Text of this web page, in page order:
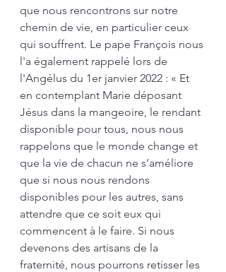
que nous rencontrons sur notre
chemin de vie, en particulier ceux
qui souffrent. Le pape François nous
l'a également rappelé lors de
l'Angélus du 1er janvier 2022 : « Et
en contemplant Marie déposant
Jésus dans la mangeoire, le rendant
disponible pour tous, nous nous
rappelons que le monde change et
que la vie de chacun ne s’améliore
que si nous nous rendons
disponibles pour les autres, sans
attendre que ce soit eux qui
commencent à le faire. Si nous
devenons des artisans de la
fraternité, nous pourrons retisser les